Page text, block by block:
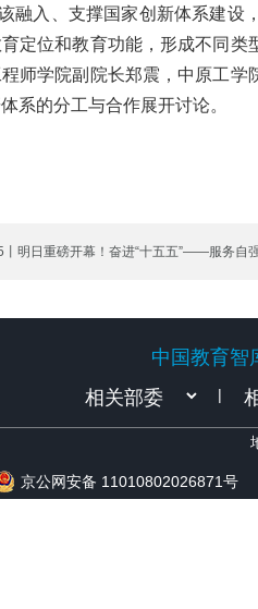
融入、支撑国家创新体系建设
定位和教育功能，形成不同
师学院副院长郑震，中原工
系的分工与合作展开讨论。
丨明日重磅开幕！奋进“十五五”——服务自
中国教育智
|
京公网安备 11010802026871号